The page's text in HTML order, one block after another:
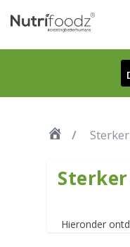
Hieronder